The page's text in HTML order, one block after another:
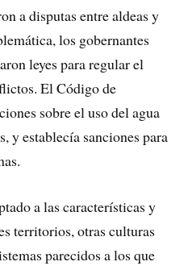
a disputas entre aldeas y
los gobernantes
leyes para regular el
El Código de
sobre el uso del agua
y establecía sanciones para
a las características y
territorios, otras culturas
parecidos a los que